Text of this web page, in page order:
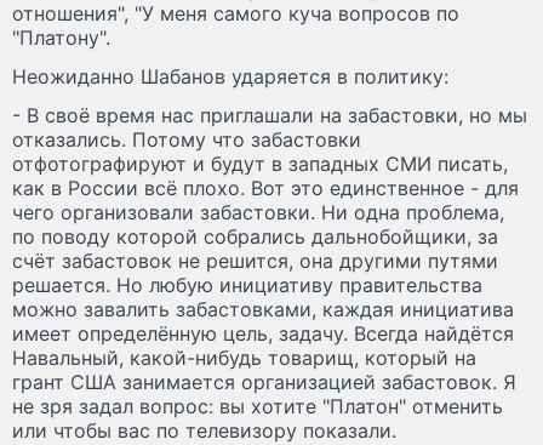
отношения", "У меня самого куча вопросов по
"Платону".
Неожиданно Шабанов ударяется в политику:
- В своё время нас приглашали на забастовки, но мы
отказались. Потому что забастовки
отфотографируют и будут в западных СМИ писать,
как в России всё плохо. Вот это единственное - для
чего организовали забастовки. Ни одна проблема,
по поводу которой собрались дальнобойщики, за
счёт забастовок не решится, она другими путями
решается. Но любую инициативу правительства
можно завалить забастовками, каждая инициатива
имеет определённую цель, задачу. Всегда найдётся
Навальный, какой-нибудь товарищ, который на
грант США занимается организацией забастовок. Я
не зря задал вопрос: вы хотите "Платон" отменить
или чтобы вас по телевизору показали.